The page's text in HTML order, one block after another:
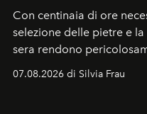
Con centinaia di ore
selezione delle pietre e
sera rendono
cognizione del tempo.
07.08.2026 di Silvia Frau